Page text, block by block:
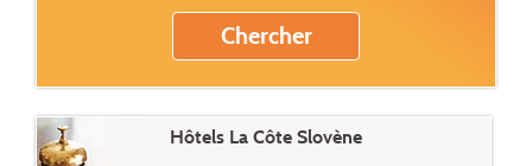
Hôtels La Côte Slovène